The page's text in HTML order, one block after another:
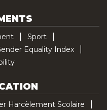
Sport
Equality Index
Harcèlement Scolaire